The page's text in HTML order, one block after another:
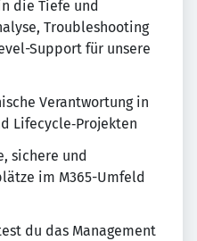
die Tiefe und
Troubleshooting
Support für unsere
Verantwortung in
Lifecycle‑Projekten
sichere und
im M365-Umfeld
du das Management